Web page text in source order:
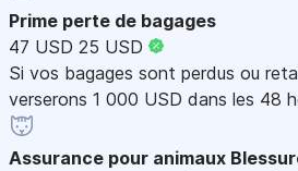
Prime perte de bagages
47 USD 25 USD
Si vos bagages sont perdus ou
verserons 1 000 USD dans les 48
Assurance pour animaux